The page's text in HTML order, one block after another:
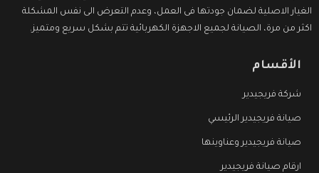
الغيار الاصلية لضمان جودتها فى العمل، وعدم التعرض الى نفس المشكلة
اكثر من مرة، الصيانة لجميع الاجهزة الكهربائية تتم بشكل سريع ومتميز.
الأقسام
شركة فريجيدير
صيانة فريجيدير الرئيسي
صيانة فريجيدير وعناوينها
ارقام صيانة فريجيدير